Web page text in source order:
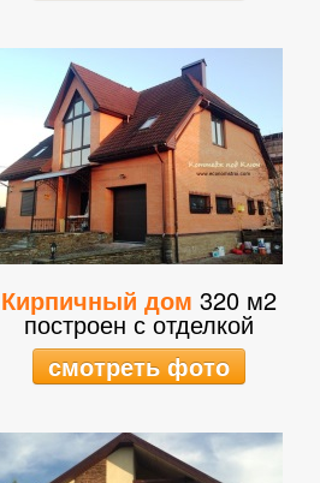
Кирпичный дом 320 м2
построен с отделкой
смотреть фото